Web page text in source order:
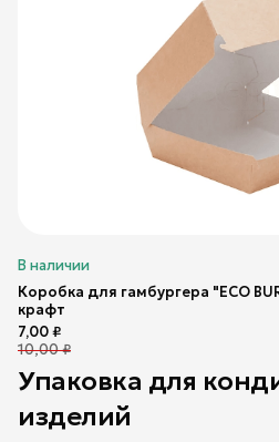
В наличии
Коробка для гамбургера "ECO
крафт
7,00₽
10,00₽
Упаковка для
изделий